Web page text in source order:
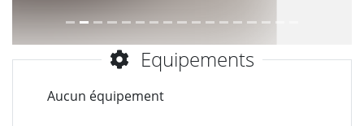
Equipements
Aucun équipement